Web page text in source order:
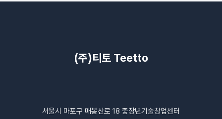
(주)티토 Teetto
서울시 마포구 매봉산로 18 중장년기술창업센터